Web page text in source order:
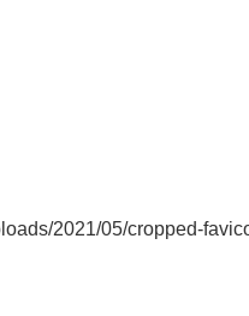
2021/05/cropped-